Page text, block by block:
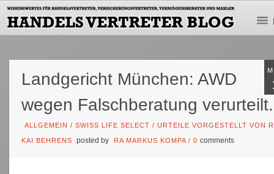
Landgericht München: AWD
wegen Falschberatung verurteilt.
ALLGEMEIN /SWISS LIFE SELECT /URTEILE VORGESTELLT VON
KAI BEHRENS posted by RA MARKUS KOMPA /0comments